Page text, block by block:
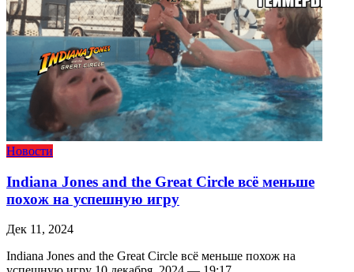
Новости
Indiana Jones and the Great Circle всё меньше
похож на успешную игру
Дек 11, 2024
Indiana Jones and the Great Circle всё меньше похож на